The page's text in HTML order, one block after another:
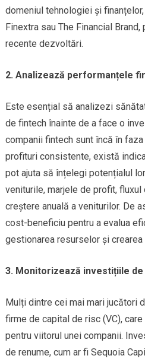
domeniul tehnologiei și finanțelor,
Finextra sau The Financial
recente dezvoltări.
2. Analizează performanțele
Este esențial să analizezi
de fintech înainte de a face o
companii fintech sunt încă în
profituri consistente, există
pot ajuta să înțelegi potențialul
veniturile, marjele de profit, fluxul
creștere anuală a veniturilor. De
cost-beneficiu pentru a evalua
gestionarea resurselor și
3. Monitorizează investițiile
Mulți dintre cei mai mari jucători
firme de capital de risc (VC),
pentru viitorul unei companii.
de renume, cum ar fi Sequoia